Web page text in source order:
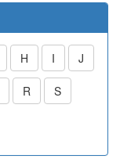
H I J
R S